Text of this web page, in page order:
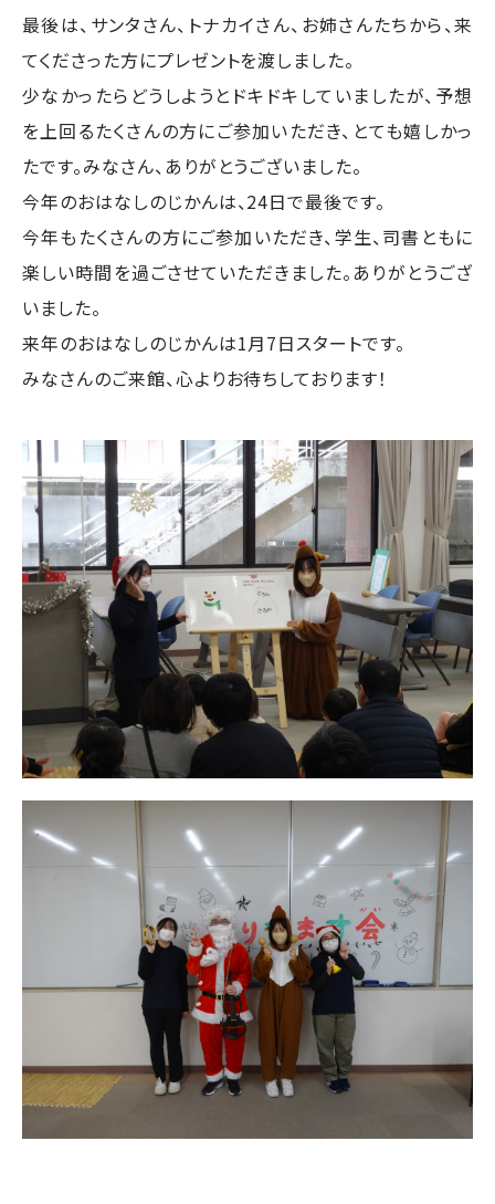
最後は、サンタさん、トナカイさん、お姉さんたちから、来
てくださった方にプレゼントを渡しました。
少なかったらどうしようとドキドキしていましたが、予想
を上回るたくさんの方にご参加いただき、とても嬉しかっ
たです。みなさん、ありがとうございました。
今年のおはなしのじかんは、24日で最後です。
今年もたくさんの方にご参加いただき、学生、司書ともに
楽しい時間を過ごさせていただきました。ありがとうござ
いました。
来年のおはなしのじかんは1月7日スタートです。
みなさんのご来館、心よりお待ちしております！